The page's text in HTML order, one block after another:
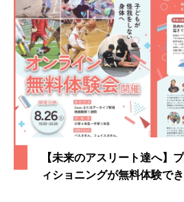
スポスルカップ スポスルダ
スポンサー スポーツリハビ
スポーツ業界の仕事情報 ス
スポーツ辞典 ターン
チケット チーム・スクール
トップ選手への道のり バス
【未来のアスリート達へ】
ィショニングが無料体験で